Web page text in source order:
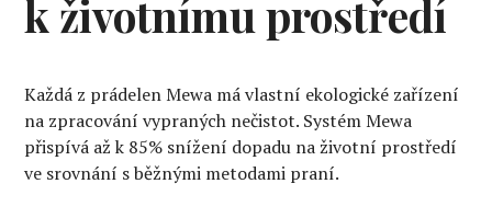
k životnímu prostředí
Každá z prádelen Mewa má vlastní ekologické zařízení
na zpracování vypraných nečistot. Systém Mewa
přispívá až k 85% snížení dopadu na životní prostředí
ve srovnání s běžnými metodami praní.